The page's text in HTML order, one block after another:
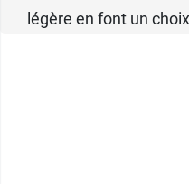
légère en font un